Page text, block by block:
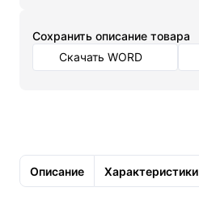
Cохранить описание товара
Скачать WORD
Описание Характеристики